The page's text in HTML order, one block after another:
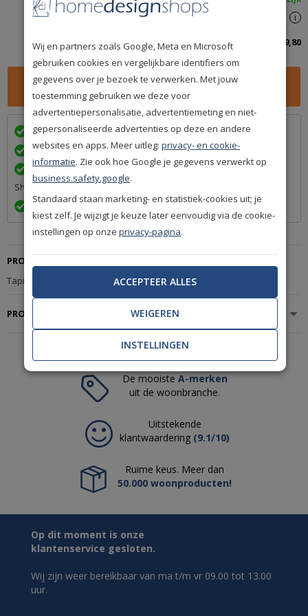
Spaar 299premium punten i
Totaalbedrag inclusief btw: 299,80
Wij bezorgen in
met
Achteraf betalen na levering is mogelijk
Een betrouwbare levering door ons lidmaatschap van Q-
Shops
Exact volgens afspraak en met Track & Trace informatie
PRODUCTBESCHRIJVING
Tapijt Jabo Wool 1433 010
PRODUCTSPECIFICATIES
De mooisteA-merken
uit de woonbranche.
Uitstekende
klantwaardering (9.1/10)
Ruime keus. Meer dan
50.000 woonproducten!
Op dit moment is onze
klantenservice gesloten.
Wij zijn weer bereikbaar van ma t/m vr 09.00 tot 13.00
uur.
Wij en partners zoals Google, Meta en Microsoft
gebruiken cookies en vergelijkbare identifiers om
gegevens over je bezoek te verwerken. Met jouw
toestemming gebruiken we deze voor
advertentiepersonalisatie, advertentiemeting en niet-
gepersonaliseerde advertenties op deze en andere
websites en apps. Meer uitleg:privacy- en cookie-
informatie. Zie ook hoe Google je gegevens verwerkt op
business.safety.google.
Standaard staan marketing- en statistiek-cookies uit; je
kiest zelf. Je wijzigt je keuze later eenvoudig via de cookie-
instellingen op onzeprivacy-pagina.
ACCEPTEER ALLES
WEIGEREN
INSTELLINGEN